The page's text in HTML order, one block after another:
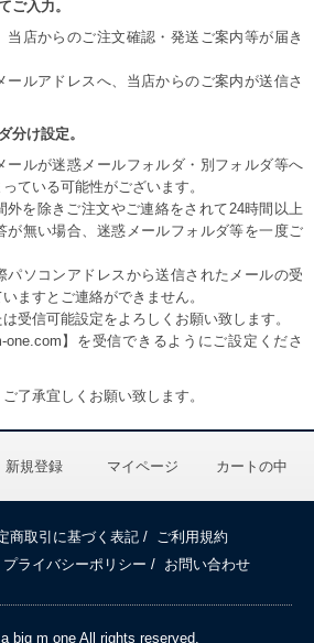
ご入力。
当店からのご注文確認・発送ご案内等が届き
ールアドレスへ、当店からのご案内が送信さ
分け設定。
ールが迷惑メールフォルダ・別フォルダ等へ
ている可能性がございます。
外を除きご注文やご連絡をされて24時間以上
が無い場合、迷惑メールフォルダ等を一度ご
パソコンアドレスから送信されたメールの受
ますとご連絡ができません。
受信可能設定をよろしくお願い致します。
one.com】を受信できるようにご設定くださ
了承宜しくお願い致します。
新規登録 マイページ カートの中
商取引に基づく表記 /
ご利用規約
プライバシーポリシー / お問い合わせ
big m one All rights reserved.